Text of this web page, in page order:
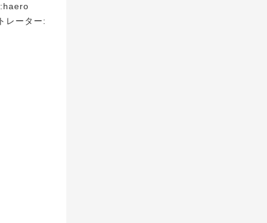
:haero
レーター: